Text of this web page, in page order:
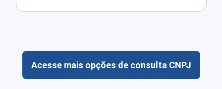
Acesse mais opções de consulta CNPJ